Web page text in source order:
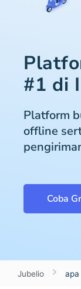
#1 di
Platform
offline
Coba
Jubelio